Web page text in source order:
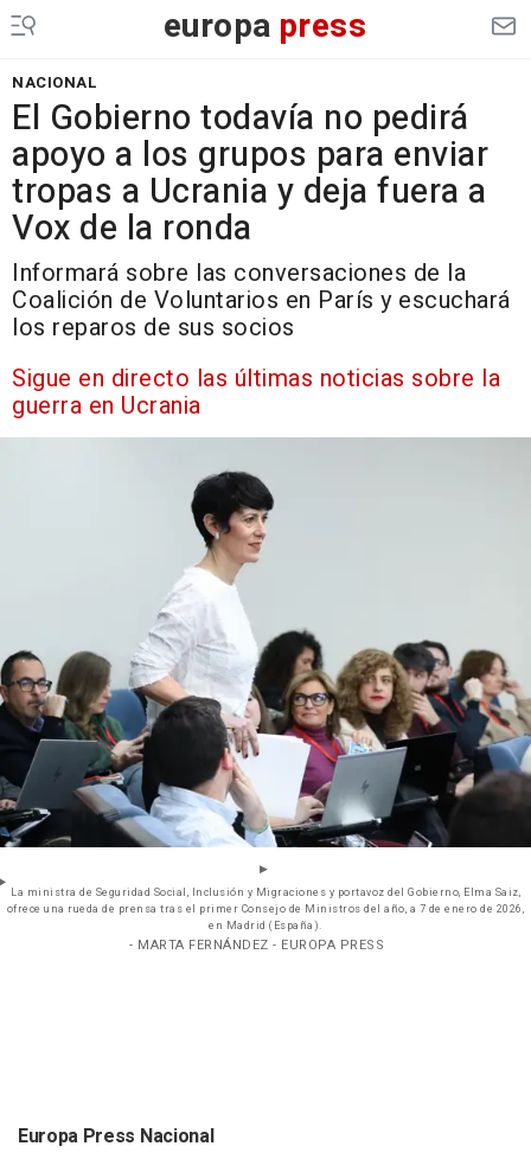
europa press
NACIONAL
El Gobierno todavía no pedirá
apoyo a los grupos para enviar
tropas a Ucrania y deja fuera a
Vox de la ronda
Informará sobre las conversaciones de la
Coalición de Voluntarios en París y escuchará
los reparos de sus socios
Sigue en directo las últimas noticias sobre la
guerra en Ucrania
La ministra de Seguridad Social, Inclusión y Migraciones y portavoz del Gobierno, Elma Saiz,
ofrece una rueda de prensa tras el primer Consejo de Ministros del año, a 7 de enero de 2026,
en Madrid (España).
- MARTA FERNÁNDEZ - EUROPA PRESS
Europa Press Nacional